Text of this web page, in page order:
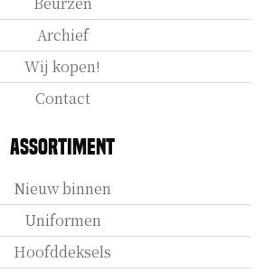
Archief
Wij kopen!
Contact
Assortiment
Nieuw binnen
Uniformen
Hoofddeksels